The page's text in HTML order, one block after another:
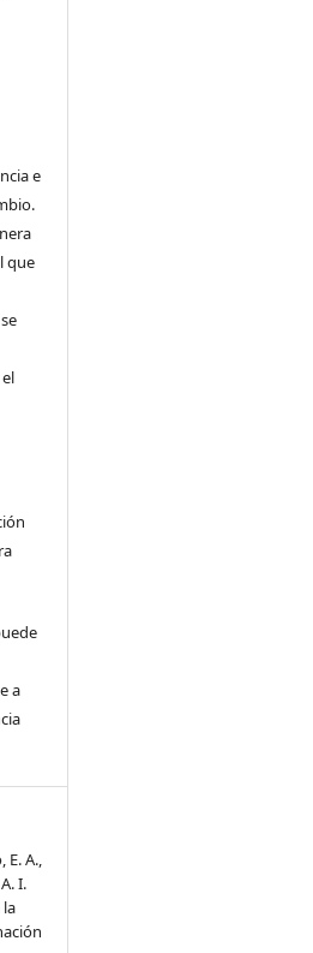
e
que
a
E. A.,
I.